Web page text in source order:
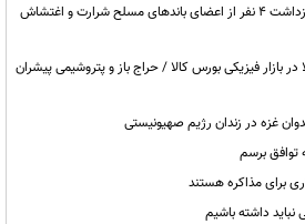
تروریستی رژیم صهیونیستی و بازداشت ۴ نفر از اعضای باندهای مسلح شرارت و اغتشاش
هزار تن کالا در بازار فیزیکی بورس کالا / حراج باز و پتروشیمی پیشران
غزه در زندان رژیم صهیونیستی
توافق برسم
برای مذاکره هستند
داشته باشیم